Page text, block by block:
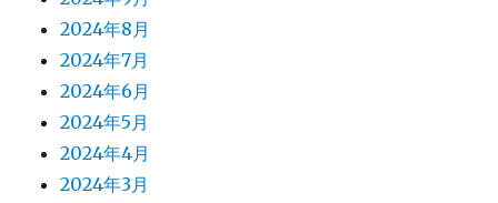
2024年8月
2024年7月
2024年6月
2024年5月
2024年4月
2024年3月